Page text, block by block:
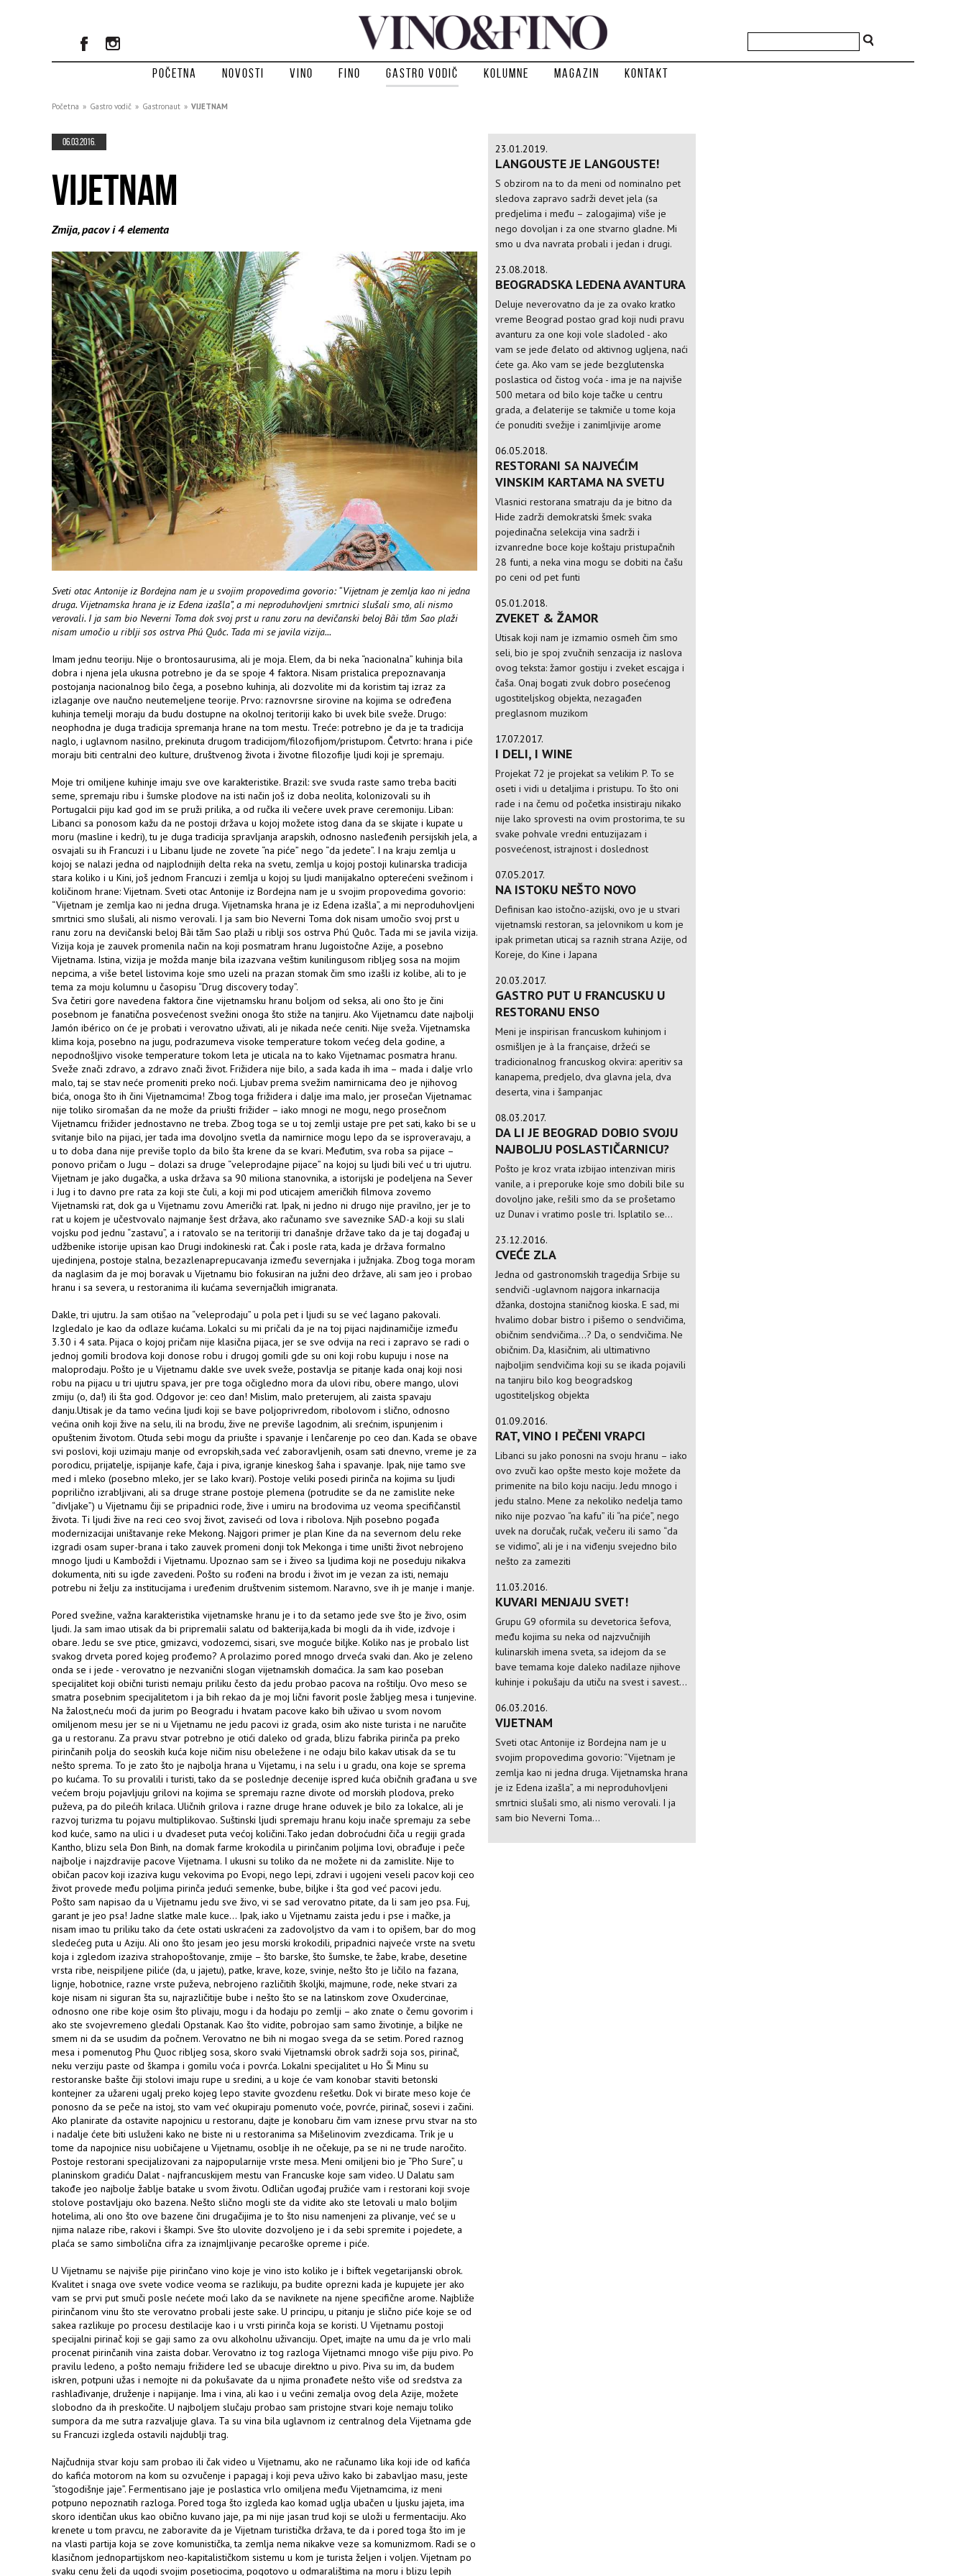
Početna Novosti Vino Fino Gastro vodič Kolumne Magazin Kontakt
Početna » Gastro vodič » Gastronaut » VIJETNAM
06.03.2016.
VIJETNAM
Zmija, pacov i 4 elementa
Sveti otac Antonije iz Bordejna nam je u svojim propovedima govorio: “Vijetnam je zemlja kao ni jedna
druga. Vijetnamska hrana je iz Edena izašla”, a mi neproduhovljeni smrtnici slušali smo, ali nismo
verovali. I ja sam bio Neverni Toma dok svoj prst u ranu zoru na devičanski beloj Bãi tăm Sao plaži
nisam umočio u riblji sos ostrva Phú Quôc. Tada mi se javila vizija...
Imam jednu teoriju. Nije o brontosaurusima, ali je moja. Elem, da bi neka “nacionalna” kuhinja bila
dobra i njena jela ukusna potrebno je da se spoje 4 faktora. Nisam pristalica prepoznavanja
postojanja nacionalnog bilo čega, a posebno kuhinja, ali dozvolite mi da koristim taj izraz za
izlaganje ove naučno neutemeljene teorije. Prvo: raznovrsne sirovine na kojima se određena
kuhinja temelji moraju da budu dostupne na okolnoj teritoriji kako bi uvek bile sveže. Drugo:
neophodna je duga tradicija spremanja hrane na tom mestu. Treće: potrebno je da je ta tradicija
naglo, i uglavnom nasilno, prekinuta drugom tradicijom/filozofijom/pristupom. Četvrto: hrana i piće
moraju biti centralni deo kulture, društvenog života i životne filozofije ljudi koji je spremaju.
Moje tri omiljene kuhinje imaju sve ove karakteristike. Brazil: sve svuda raste samo treba baciti
seme, spremaju ribu i šumske plodove na isti način još iz doba neolita, kolonizovali su ih
Portugalcii piju kad god im se pruži prilika, a od ručka ili večere uvek prave ceremoniju. Liban:
Libanci sa ponosom kažu da ne postoji država u kojoj možete istog dana da se skijate i kupate u
moru (masline i kedri), tu je duga tradicija spravljanja arapskih, odnosno nasleđenih persijskih jela, a
osvajali su ih Francuzi i u Libanu ljude ne zovete “na piće” nego “da jedete”. I na kraju zemlja u
kojoj se nalazi jedna od najplodnijih delta reka na svetu, zemlja u kojoj postoji kulinarska tradicija
stara koliko i u Kini, još jednom Francuzi i zemlja u kojoj su ljudi manijakalno opterećeni svežinom i
količinom hrane: Vijetnam. Sveti otac Antonije iz Bordejna nam je u svojim propovedima govorio:
“Vijetnam je zemlja kao ni jedna druga. Vijetnamska hrana je iz Edena izašla”, a mi neproduhovljeni
smrtnici smo slušali, ali nismo verovali. I ja sam bio Neverni Toma dok nisam umočio svoj prst u
ranu zoru na devičanski beloj Bãi tăm Sao plaži u riblji sos ostrva Phú Quôc. Tada mi se javila vizija.
Vizija koja je zauvek promenila način na koji posmatram hranu Jugoistočne Azije, a posebno
Vijetnama. Istina, vizija je možda manje bila izazvana veštim kunilingusom ribljeg sosa na mojim
nepcima, a više betel listovima koje smo uzeli na prazan stomak čim smo izašli iz kolibe, ali to je
tema za moju kolumnu u časopisu “Drug discovery today”.
Sva četiri gore navedena faktora čine vijetnamsku hranu boljom od seksa, ali ono što je čini
posebnom je fanatična posvećenost svežini onoga što stiže na tanjiru. Ako Vijetnamcu date najbolji
Jamón ibérico on će je probati i verovatno uživati, ali je nikada neće ceniti. Nije sveža. Vijetnamska
klima koja, posebno na jugu, podrazumeva visoke temperature tokom većeg dela godine, a
nepodnošljivo visoke temperature tokom leta je uticala na to kako Vijetnamac posmatra hranu.
Sveže znači zdravo, a zdravo znači život. Frižidera nije bilo, a sada kada ih ima – mada i dalje vrlo
malo, taj se stav neće promeniti preko noći. Ljubav prema svežim namirnicama deo je njihovog
bića, onoga što ih čini Vijetnamcima! Zbog toga frižidera i dalje ima malo, jer prosečan Vijetnamac
nije toliko siromašan da ne može da priušti frižider – iako mnogi ne mogu, nego prosečnom
Vijetnamcu frižider jednostavno ne treba. Zbog toga se u toj zemlji ustaje pre pet sati, kako bi se u
svitanje bilo na pijaci, jer tada ima dovoljno svetla da namirnice mogu lepo da se isproveravaju, a
u to doba dana nije previše toplo da bilo šta krene da se kvari. Međutim, sva roba sa pijace –
ponovo pričam o Jugu – dolazi sa druge “veleprodajne pijace” na kojoj su ljudi bili već u tri ujutru.
Vijetnam je jako dugačka, a uska država sa 90 miliona stanovnika, a istorijski je podeljena na Sever
i Jug i to davno pre rata za koji ste čuli, a koji mi pod uticajem američkih filmova zovemo
Vijetnamski rat, dok ga u Vijetnamu zovu Američki rat. Ipak, ni jedno ni drugo nije pravilno, jer je to
rat u kojem je učestvovalo najmanje šest država, ako računamo sve saveznike SAD-a koji su slali
vojsku pod jednu “zastavu”, a i ratovalo se na teritoriji tri današnje države tako da je taj događaj u
udžbenike istorije upisan kao Drugi indokineski rat. Čak i posle rata, kada je država formalno
ujedinjena, postoje stalna, bezazlenaprepucavanja između severnjaka i južnjaka. Zbog toga moram
da naglasim da je moj boravak u Vijetnamu bio fokusiran na južni deo države, ali sam jeo i probao
hranu i sa severa, u restoranima ili kućama severnjačkih imigranata.
Dakle, tri ujutru. Ja sam otišao na “veleprodaju” u pola pet i ljudi su se već lagano pakovali.
Izgledalo je kao da odlaze kućama. Lokalci su mi pričali da je na toj pijaci najdinamičije između
3.30 i 4 sata. Pijaca o kojoj pričam nije klasična pijaca, jer se sve odvija na reci i zapravo se radi o
jednoj gomili brodova koji donose robu i drugoj gomili gde su oni koji robu kupuju i nose na
maloprodaju. Pošto je u Vijetnamu dakle sve uvek sveže, postavlja se pitanje kada onaj koji nosi
robu na pijacu u tri ujutru spava, jer pre toga očigledno mora da ulovi ribu, obere mango, ulovi
zmiju (o, da!) ili šta god. Odgovor je: ceo dan! Mislim, malo preterujem, ali zaista spavaju
danju.Utisak je da tamo većina ljudi koji se bave poljoprivredom, ribolovom i slično, odnosno
većina onih koji žive na selu, ili na brodu, žive ne previše lagodnim, ali srećnim, ispunjenim i
opuštenim životom. Otuda sebi mogu da priušte i spavanje i lenčarenje po ceo dan. Kada se obave
svi poslovi, koji uzimaju manje od evropskih,sada već zaboravljenih, osam sati dnevno, vreme je za
porodicu, prijatelje, ispijanje kafe, čaja i piva, igranje kineskog šaha i spavanje. Ipak, nije tamo sve
med i mleko (posebno mleko, jer se lako kvari). Postoje veliki posedi pirinča na kojima su ljudi
poprilično izrabljivani, ali sa druge strane postoje plemena (potrudite se da ne zamislite neke
“divljake”) u Vijetnamu čiji se pripadnici rode, žive i umiru na brodovima uz veoma specifičanstil
života. Ti ljudi žive na reci ceo svoj život, zaviseći od lova i ribolova. Njih posebno pogađa
modernizacijai uništavanje reke Mekong. Najgori primer je plan Kine da na severnom delu reke
izgradi osam super-brana i tako zauvek promeni donji tok Mekonga i time uništi život nebrojeno
mnogo ljudi u Kamboždi i Vijetnamu. Upoznao sam se i živeo sa ljudima koji ne poseduju nikakva
dokumenta, niti su igde zavedeni. Pošto su rođeni na brodu i život im je vezan za isti, nemaju
potrebu ni želju za institucijama i uređenim društvenim sistemom. Naravno, sve ih je manje i manje.
Pored svežine, važna karakteristika vijetnamske hranu je i to da setamo jede sve što je živo, osim
ljudi. Ja sam imao utisak da bi pripremalii salatu od bakterija,kada bi mogli da ih vide, izdvoje i
obare. Jedu se sve ptice, gmizavci, vodozemci, sisari, sve moguće biljke. Koliko nas je probalo list
svakog drveta pored kojeg prođemo? A prolazimo pored mnogo drveća svaki dan. Ako je zeleno
onda se i jede - verovatno je nezvanični slogan vijetnamskih domaćica. Ja sam kao poseban
specijalitet koji obični turisti nemaju priliku često da jedu probao pacova na roštilju. Ovo meso se
smatra posebnim specijalitetom i ja bih rekao da je moj lični favorit posle žabljeg mesa i tunjevine.
Na žalost,neću moći da jurim po Beogradu i hvatam pacove kako bih uživao u svom novom
omiljenom mesu jer se ni u Vijetnamu ne jedu pacovi iz grada, osim ako niste turista i ne naručite
ga u restoranu. Za pravu stvar potrebno je otići daleko od grada, blizu fabrika pirinča pa preko
pirinčanih polja do seoskih kuća koje ničim nisu obeležene i ne odaju bilo kakav utisak da se tu
nešto sprema. To je zato što je najbolja hrana u Vijetamu, i na selu i u gradu, ona koje se sprema
po kućama. To su provalili i turisti, tako da se poslednje decenije ispred kuća običnih građana u sve
većem broju pojavljuju grilovi na kojima se spremaju razne divote od morskih plodova, preko
puževa, pa do pilećih krilaca. Uličnih grilova i razne druge hrane oduvek je bilo za lokalce, ali je
razvoj turizma tu pojavu multiplikovao. Suštinski ljudi spremaju hranu koju inače spremaju za sebe
kod kuće, samo na ulici i u dvadeset puta većoj količini.Tako jedan dobroćudni čiča u regiji grada
Kantho, blizu sela Đon Binh, na domak farme krokodila u pirinčanim poljima lovi, obrađuje i peče
najbolje i najzdravije pacove Vijetnama. I ukusni su toliko da ne možete ni da zamislite. Nije to
običan pacov koji izaziva kugu vekovima po Evopi, nego lepi, zdravi i ugojeni veseli pacov koji ceo
život provede među poljima pirinča jedući semenke, bube, biljke i šta god već pacovi jedu.
Pošto sam napisao da u Vijetnamu jedu sve živo, vi se sad verovatno pitate, da li sam jeo psa. Fuj,
garant je jeo psa! Jadne slatke male kuce... Ipak, iako u Vijetnamu zaista jedu i pse i mačke, ja
nisam imao tu priliku tako da ćete ostati uskraćeni za zadovoljstvo da vam i to opišem, bar do mog
sledećeg puta u Aziju. Ali ono što jesam jeo jesu morski krokodili, pripadnici najveće vrste na svetu
koja i zgledom izaziva strahopoštovanje, zmije – što barske, što šumske, te žabe, krabe, desetine
vrsta ribe, neispiljene piliće (da, u jajetu), patke, krave, koze, svinje, nešto što je ličilo na fazana,
lignje, hobotnice, razne vrste puževa, nebrojeno različitih školjki, majmune, rode, neke stvari za
koje nisam ni siguran šta su, najrazličitije bube i nešto što se na latinskom zove Oxudercinae,
odnosno one ribe koje osim što plivaju, mogu i da hodaju po zemlji – ako znate o čemu govorim i
ako ste svojevremeno gledali Opstanak. Kao što vidite, pobrojao sam samo životinje, a biljke ne
smem ni da se usudim da počnem. Verovatno ne bih ni mogao svega da se setim. Pored raznog
mesa i pomenutog Phu Quoc ribljeg sosa, skoro svaki Vijetnamski obrok sadrži soja sos, pirinač,
neku verziju paste od škampa i gomilu voća i povrća. Lokalni specijalitet u Ho Ši Minu su
restoranske bašte čiji stolovi imaju rupe u sredini, a u koje će vam konobar staviti betonski
kontejner za užareni ugalj preko kojeg lepo stavite gvozdenu rešetku. Dok vi birate meso koje će
ponosno da se peče na istoj, sto vam već okupiraju pomenuto voće, povrće, pirinač, sosevi i začini.
Ako planirate da ostavite napojnicu u restoranu, dajte je konobaru čim vam iznese prvu stvar na sto
i nadalje ćete biti usluženi kako ne biste ni u restoranima sa Mišelinovim zvezdicama. Trik je u
tome da napojnice nisu uobičajene u Vijetnamu, osoblje ih ne očekuje, pa se ni ne trude naročito.
Postoje restorani specijalizovani za najpopularnije vrste mesa. Meni omiljeni bio je “Pho Sure”, u
planinskom gradiću Dalat - najfrancuskijem mestu van Francuske koje sam video. U Dalatu sam
takođe jeo najbolje žablje batake u svom životu. Odličan ugođaj pružiće vam i restorani koji svoje
stolove postavljaju oko bazena. Nešto slično mogli ste da vidite ako ste letovali u malo boljim
hotelima, ali ono što ove bazene čini drugačijima je to što nisu namenjeni za plivanje, već se u
njima nalaze ribe, rakovi i škampi. Sve što ulovite dozvoljeno je i da sebi spremite i pojedete, a
plaća se samo simbolična cifra za iznajmljivanje pecaroške opreme i piće.
U Vijetnamu se najviše pije pirinčano vino koje je vino isto koliko je i biftek vegetarijanski obrok.
Kvalitet i snaga ove svete vodice veoma se razlikuju, pa budite oprezni kada je kupujete jer ako
vam se prvi put smuči posle nećete moći lako da se naviknete na njene specifične arome. Najbliže
pirinčanom vinu što ste verovatno probali jeste sake. U principu, u pitanju je slično piće koje se od
sakea razlikuje po procesu destilacije kao i u vrsti pirinča koja se koristi. U Vijetnamu postoji
specijalni pirinač koji se gaji samo za ovu alkoholnu uživanciju. Opet, imajte na umu da je vrlo mali
procenat pirinčanih vina zaista dobar. Verovatno iz tog razloga Vijetnamci mnogo više piju pivo. Po
pravilu ledeno, a pošto nemaju frižidere led se ubacuje direktno u pivo. Piva su im, da budem
iskren, potpuni užas i nemojte ni da pokušavate da u njima pronađete nešto više od sredstva za
rashlađivanje, druženje i napijanje. Ima i vina, ali kao i u većini zemalja ovog dela Azije, možete
slobodno da ih preskočite. U najboljem slučaju probao sam pristojne stvari koje nemaju toliko
sumpora da me sutra razvaljuje glava. Ta su vina bila uglavnom iz centralnog dela Vijetnama gde
su Francuzi izgleda ostavili najdublji trag.
Najčudnija stvar koju sam probao ili čak video u Vijetnamu, ako ne računamo lika koji ide od kafića
do kafića motorom na kom su ozvučenje i papagaj i koji peva uživo kako bi zabavljao masu, jeste
“stogodišnje jaje”. Fermentisano jaje je poslastica vrlo omiljena među Vijetnamcima, iz meni
potpuno nepoznatih razloga. Pored toga što izgleda kao komad uglja ubačen u ljusku jajeta, ima
skoro identičan ukus kao obično kuvano jaje, pa mi nije jasan trud koji se uloži u fermentaciju. Ako
krenete u tom pravcu, ne zaboravite da je Vijetnam turistička država, te da i pored toga što im je
na vlasti partija koja se zove komunistička, ta zemlja nema nikakve veze sa komunizmom. Radi se o
klasičnom jednopartijskom neo-kapitalističkom sistemu u kom je turista željen i voljen. Vijetnam po
svaku cenu želi da ugodi svojim posetiocima, pogotovo u odmaralištima na moru i blizu lepih
23.01.2019.
LANGOUSTE JE LANGOUSTE!
S obzirom na to da meni od nominalno pet
sledova zapravo sadrži devet jela (sa
predjelima i među – zalogajima) više je
nego dovoljan i za one stvarno gladne. Mi
smo u dva navrata probali i jedan i drugi.
23.08.2018.
BEOGRADSKA LEDENA AVANTURA
Deluje neverovatno da je za ovako kratko
vreme Beograd postao grad koji nudi pravu
avanturu za one koji vole sladoled - ako
vam se jede đelato od aktivnog ugljena, naći
ćete ga. Ako vam se jede bezglutenska
poslastica od čistog voća - ima je na najviše
500 metara od bilo koje tačke u centru
grada, a đelaterije se takmiče u tome koja
će ponuditi svežije i zanimljivije arome
06.05.2018.
RESTORANI SA NAJVEĆIM
VINSKIM KARTAMA NA SVETU
Vlasnici restorana smatraju da je bitno da
Hide zadrži demokratski šmek: svaka
pojedinačna selekcija vina sadrži i
izvanredne boce koje koštaju pristupačnih
28 funti, a neka vina mogu se dobiti na čašu
po ceni od pet funti
05.01.2018.
ZVEKET & ŽAMOR
Utisak koji nam je izmamio osmeh čim smo
seli, bio je spoj zvučnih senzacija iz naslova
ovog teksta: žamor gostiju i zveket escajga i
čaša. Onaj bogati zvuk dobro posećenog
ugostiteljskog objekta, nezagađen
preglasnom muzikom
17.07.2017.
I DELI, I WINE
Projekat 72 je projekat sa velikim P. To se
oseti i vidi u detaljima i pristupu. To što oni
rade i na čemu od početka insistiraju nikako
nije lako sprovesti na ovim prostorima, te su
svake pohvale vredni entuzijazam i
posvećenost, istrajnost i doslednost
07.05.2017.
NA ISTOKU NEŠTO NOVO
Definisan kao istočno-azijski, ovo je u stvari
vijetnamski restoran, sa jelovnikom u kom je
ipak primetan uticaj sa raznih strana Azije, od
Koreje, do Kine i Japana
20.03.2017.
GASTRO PUT U FRANCUSKU U
RESTORANU ENSO
Meni je inspirisan francuskom kuhinjom i
osmišljen je à la française, držeći se
tradicionalnog francuskog okvira: aperitiv sa
kanapema, predjelo, dva glavna jela, dva
deserta, vina i šampanjac
08.03.2017.
DA LI JE BEOGRAD DOBIO SVOJU
NAJBOLJU POSLASTIČARNICU?
Pošto je kroz vrata izbijao intenzivan miris
vanile, a i preporuke koje smo dobili bile su
dovoljno jake, rešili smo da se prošetamo
uz Dunav i vratimo posle tri. Isplatilo se...
23.12.2016.
CVEĆE ZLA
Jedna od gastronomskih tragedija Srbije su
sendviči -uglavnom najgora inkarnacija
džanka, dostojna staničnog kioska. E sad, mi
hvalimo dobar bistro i pišemo o sendvičima,
običnim sendvičima...? Da, o sendvičima. Ne
običnim. Da, klasičnim, ali ultimativno
najboljim sendvičima koji su se ikada pojavili
na tanjiru bilo kog beogradskog
ugostiteljskog objekta
01.09.2016.
RAT, VINO I PEČENI VRAPCI
Libanci su jako ponosni na svoju hranu – iako
ovo zvuči kao opšte mesto koje možete da
primenite na bilo koju naciju. Jedu mnogo i
jedu stalno. Mene za nekoliko nedelja tamo
niko nije pozvao “na kafu” ili “na piće”, nego
uvek na doručak, ručak, večeru ili samo “da
se vidimo”, ali je i na viđenju svejedno bilo
nešto za zameziti
11.03.2016.
KUVARI MENJAJU SVET!
Grupu G9 oformila su devetorica šefova,
među kojima su neka od najzvučnijih
kulinarskih imena sveta, sa idejom da se
bave temama koje daleko nadilaze njihove
kuhinje i pokušaju da utiču na svest i savest...
06.03.2016.
VIJETNAM
Sveti otac Antonije iz Bordejna nam je u
svojim propovedima govorio: “Vijetnam je
zemlja kao ni jedna druga. Vijetnamska hrana
je iz Edena izašla”, a mi neproduhovljeni
smrtnici slušali smo, ali nismo verovali. I ja
sam bio Neverni Toma...